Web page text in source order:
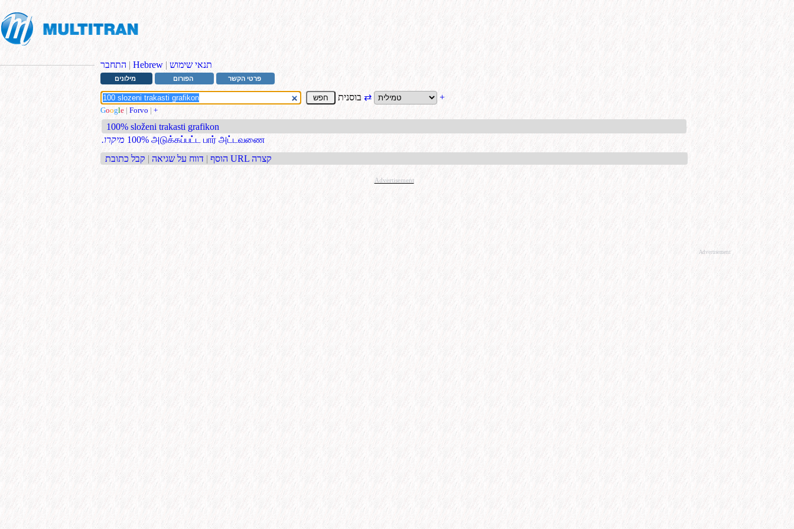
התחבר | Hebrew | תנאי שימוש
מילונים הפורום פרטי הקשר
⇄ +
Google | Forvo | +
100% složeni trakasti grafikon
.מיקרו 100% அடுக்கப்பட்ட பார் அட்டவணை
הוסף | דווח על שגיאה | קבל כתובת URL קצרה
Advertisement
Advertisement